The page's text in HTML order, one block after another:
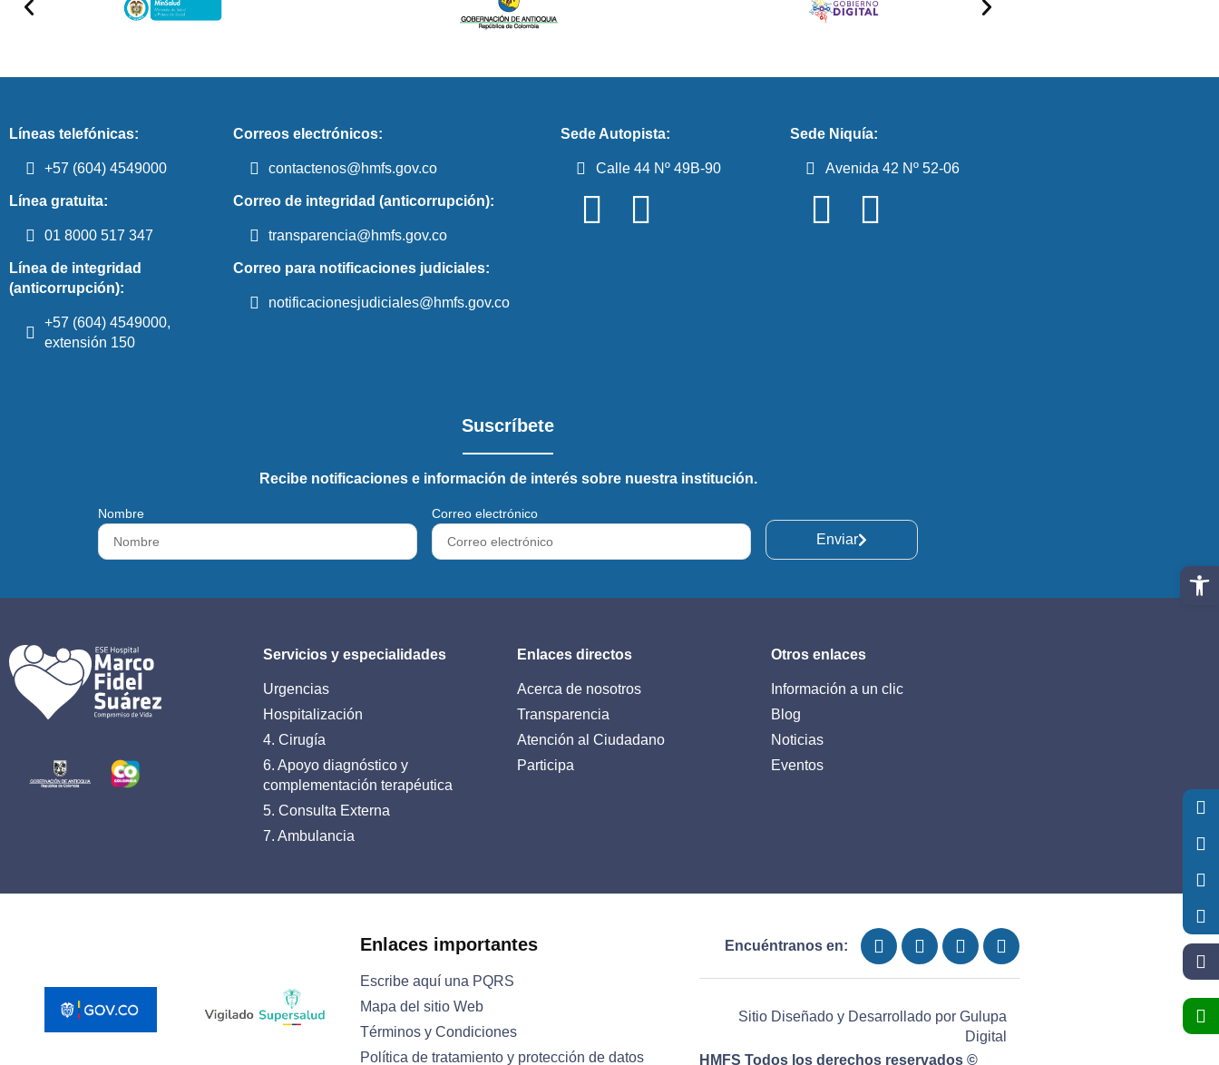
Abrir
Líneas telefónicas:
+57 (604) 4549000
Línea gratuita:
01 8000 517 347
Línea de integridad
(anticorrupción):
+57 (604) 4549000,
extensión 150
Correos electrónicos:
contactenos@hmfs.gov.co
Correo de integridad (anticorrupción):
transparencia@hmfs.gov.co
Correo para notificaciones judiciales:
notificacionesjudiciales@hmfs.gov.co
Sede Autopista:
Calle 44 Nº 49B-90
Sede Niquía:
Avenida 42 Nº 52-06
Suscríbete
Recibe notificaciones e información de interés sobre nuestra institución.
Nombre Correo electrónico
Enviar
Servicios y especialidades
Urgencias
Hospitalización
4. Cirugía
6. Apoyo diagnóstico y
complementación terapéutica
5. Consulta Externa
7. Ambulancia
Enlaces directos
Acerca de nosotros
Transparencia
Atención al Ciudadano
Participa
Otros enlaces
Información a un clic
Blog
Noticias
Eventos
Enlaces importantes
Escribe aquí una PQRS
Mapa del sitio Web
Términos y Condiciones
Política de tratamiento y protección de datos
Encuéntranos en:
Sitio Diseñado y Desarrollado por Gulupa
Digital
HMFS Todos los derechos reservados ©